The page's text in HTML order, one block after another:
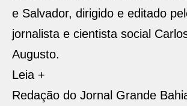
e Salvador, dirigido e editado
jornalista e cientista social
Augusto.
Leia +
Redação do Jornal Grande